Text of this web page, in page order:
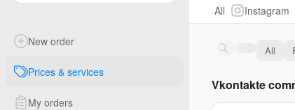
New order
Prices & services
My orders
All Instagram
All
Vkontakte